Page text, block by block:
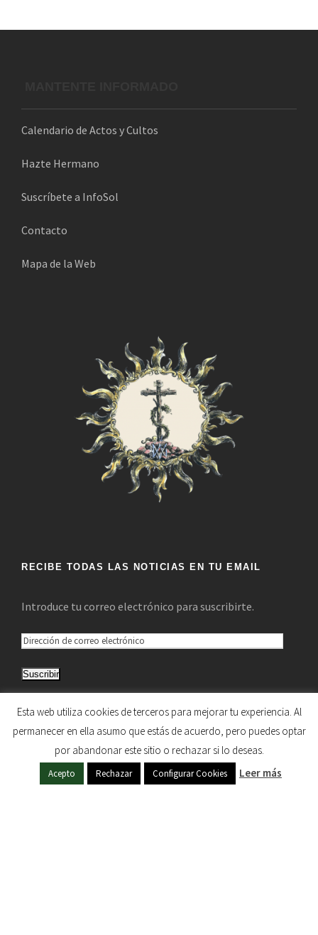
Calendario de Actos y Cultos
Hazte Hermano
Suscríbete a InfoSol
Contacto
Mapa de la Web
RECIBE TODAS LAS NOTICIAS EN TU EMAIL
Introduce tu correo electrónico para suscribirte.
D
r
e
c
c
Suscribir
Únete a otros 5.033 suscriptores
HERMANDAD DE NUESTRA SEÑORA DEL SOL © 1997
- 2020. TODOS LOS DERECHOS RESERVADOS
Esta web utiliza cookies de terceros para mejorar tu experiencia. Al
permanecer en ella asumo que estás de acuerdo, pero puedes optar
por abandonar este sitio o rechazar si lo deseas.
Acepto Rechazar Configurar Cookies Leer más